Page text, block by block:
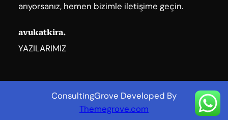
arıyorsanız, hemen bizimle iletişime geçin.
avukatkira.
YAZILARIMIZ
ConsultingGrove Developed By
Themegrove.com